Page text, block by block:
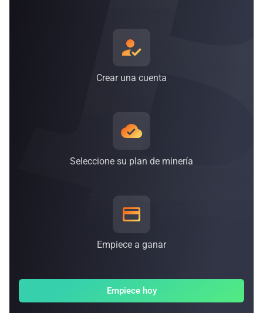
hidroeléctrica*, y el número va en aumento*.
Crear una cuenta
Seleccione su plan de minería
Empiece a ganar
Empiece hoy